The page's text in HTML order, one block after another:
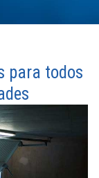
para todos